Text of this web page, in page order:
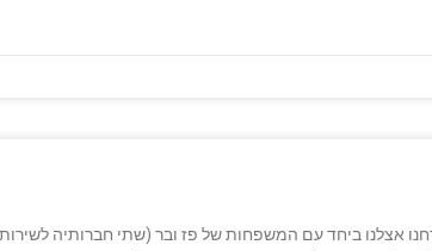
אצלנו ביחד עם המשפחות של פז ובר (שתי חברותיה לשירות